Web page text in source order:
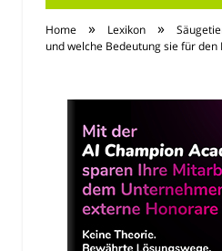
Home » Lexikon »
und welche Bedeutung sie für den